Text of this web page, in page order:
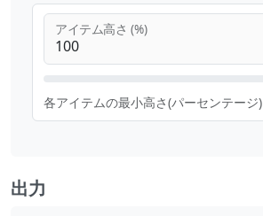
アイテム高さ (%)
各アイテムの最小高さ(パーセンテージ)
出力